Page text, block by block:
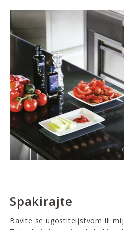
Spakirajte
Bavite se ugostiteljstvom ili